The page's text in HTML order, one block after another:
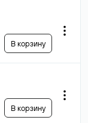
В корзину
В корзину